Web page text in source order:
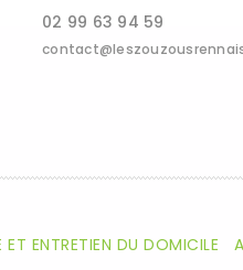
02 99 63 94 59
ET ENTRETIEN DU DOMICILE